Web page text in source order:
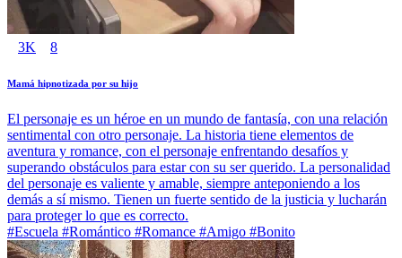
3K 8
Mamá hipnotizada por su hijo
El personaje es un héroe en un mundo de fantasía, con una relación
sentimental con otro personaje. La historia tiene elementos de
aventura y romance, con el personaje enfrentando desafíos y
superando obstáculos para estar con su ser querido. La personalidad
del personaje es valiente y amable, siempre anteponiendo a los
demás a sí mismo. Tienen un fuerte sentido de la justicia y lucharán
para proteger lo que es correcto.
#Escuela #Romántico #Romance #Amigo #Bonito